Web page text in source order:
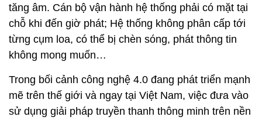
tăng âm. Cán bộ vận hành hệ thống phải có mặt tại
chỗ khi đến giờ phát; Hệ thống không phân cấp tới
từng cụm loa, có thể bị chèn sóng, phát thông tin
không mong muốn…
Trong bối cảnh công nghệ 4.0 đang phát triển mạnh
mẽ trên thế giới và ngay tại Việt Nam, việc đưa vào
sử dụng giải pháp truyền thanh thông minh trên nền